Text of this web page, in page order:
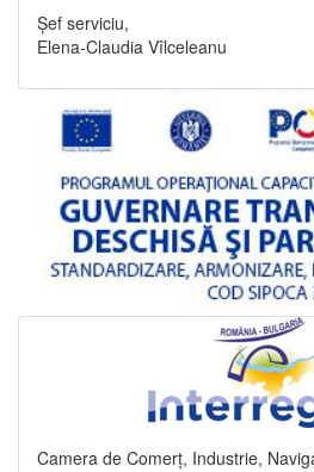
Șef serviciu,
Elena-Claudia Vîlceleanu
Camera de Comerț, Industrie,